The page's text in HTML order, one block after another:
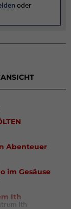
oder
Abenteuer
im Gesäuse
Ith
Ith